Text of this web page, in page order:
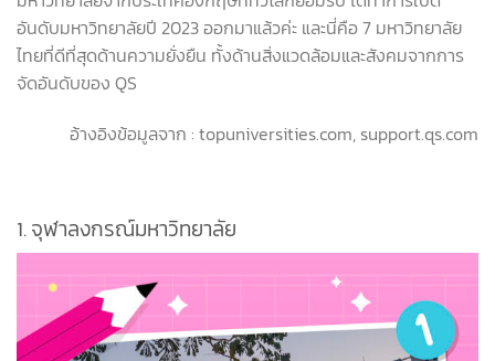
อันดับมหาวิทยาลัยปี 2023 ออกมาแล้วค่ะ และนี่คือ 7 มหาวิทยาลัย
ไทยที่ดีที่สุดด้านความยั่งยืน ทั้งด้านสิ่งแวดล้อมและสังคมจากการ
จัดอันดับของ QS
อ้างอิงข้อมูลจาก : topuniversities.com, support.qs.com
1. จุฬาลงกรณ์มหาวิทยาลัย